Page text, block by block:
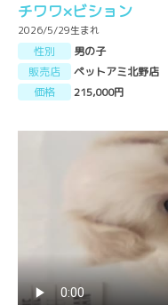
チワワ×ビション
2026/5/29生まれ
性別
男の子
販売店
ペットアミ北野店
価格
215,000円